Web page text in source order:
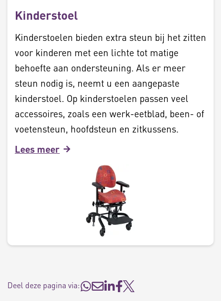
Kinderstoel
Kinderstoelen bieden extra steun bij het zitten
voor kinderen met een lichte tot matige
behoefte aan ondersteuning. Als er meer
steun nodig is, neemt u een aangepaste
kinderstoel. Op kinderstoelen passen veel
accessoires, zoals een werk-eetblad, been- of
voetensteun, hoofdsteun en zitkussens.
Lees meer
Deel deze pagina via: